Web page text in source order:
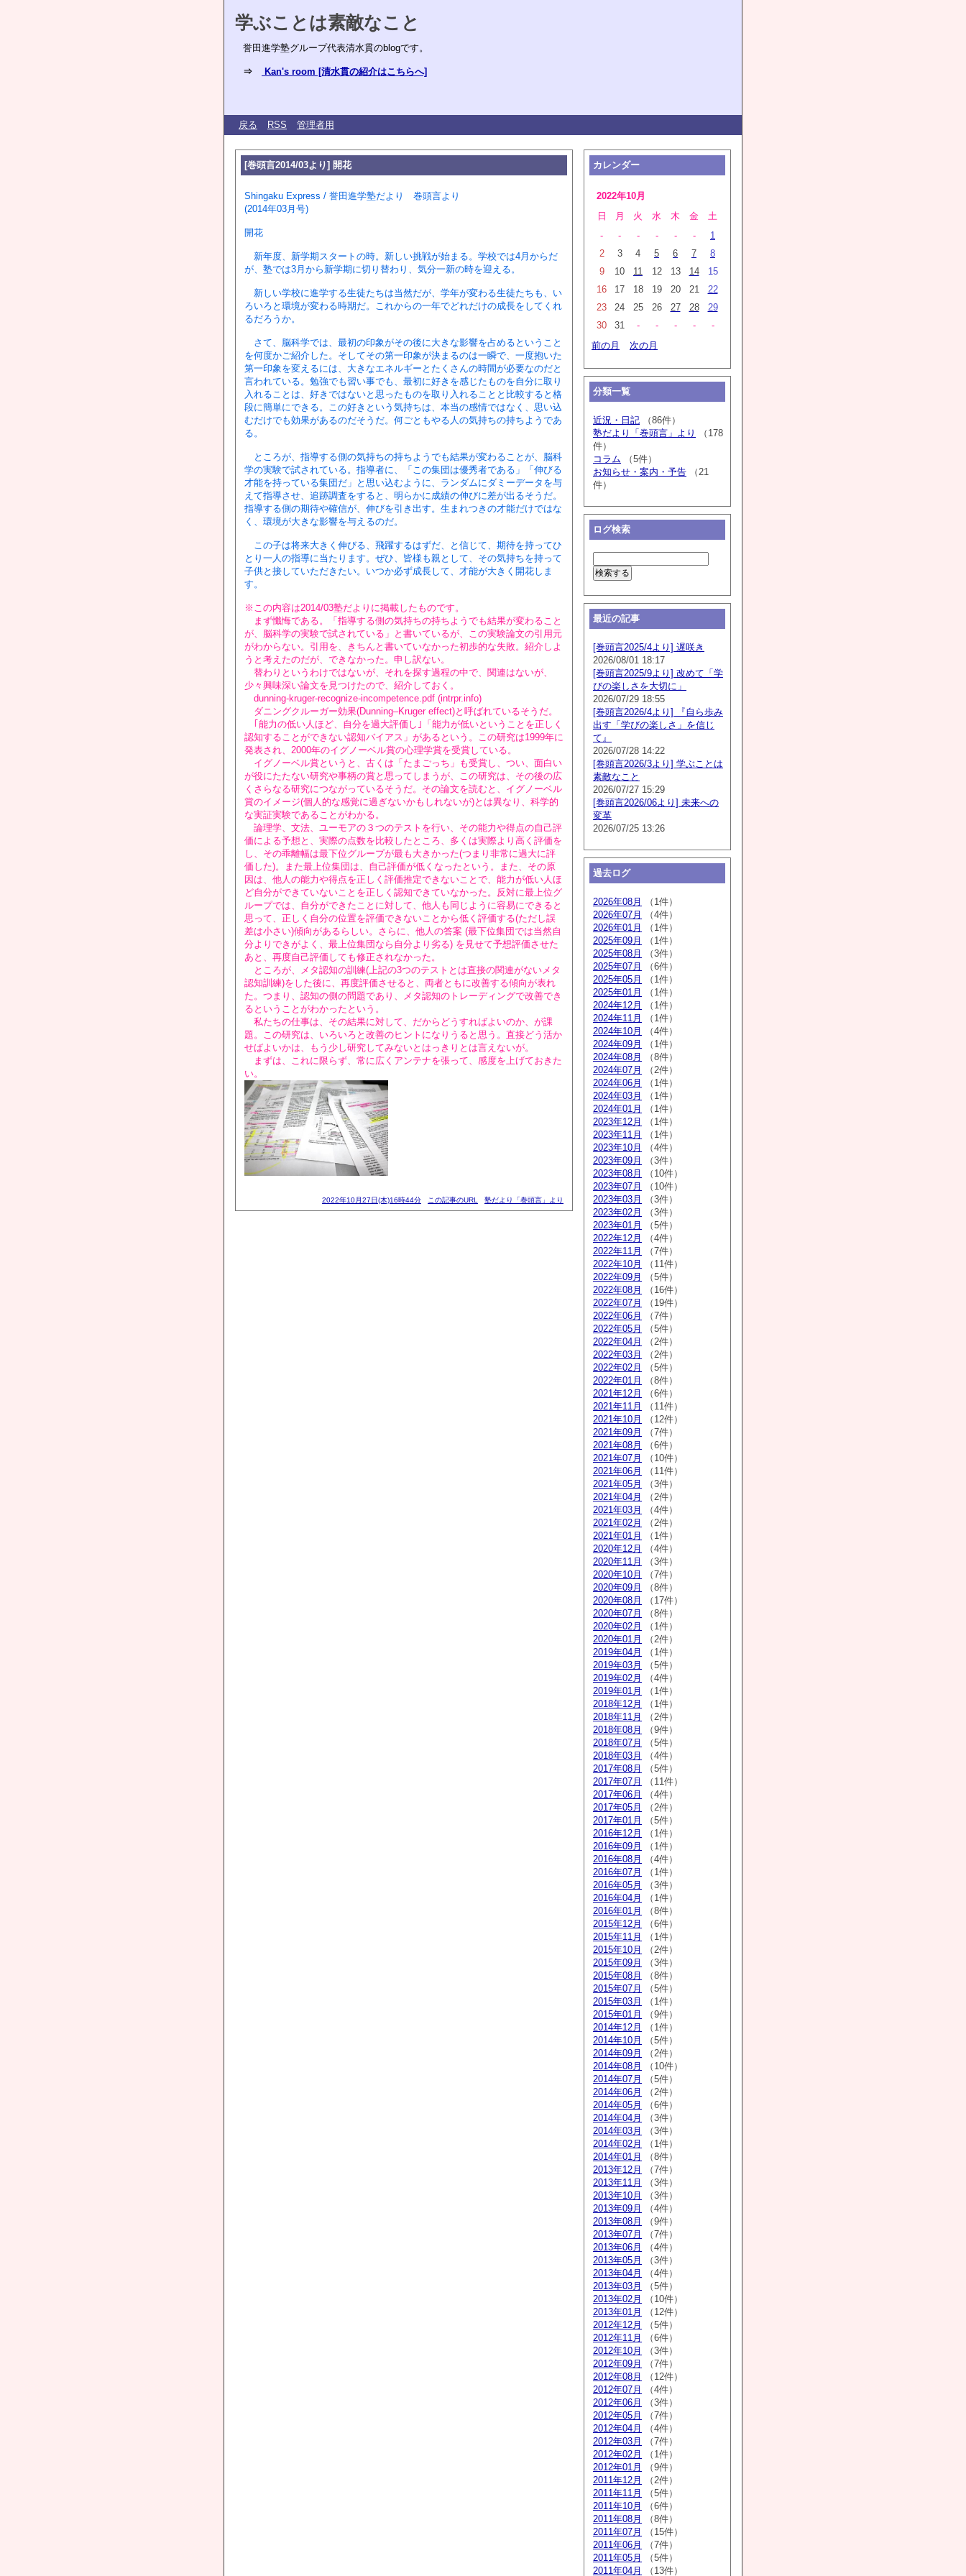
学ぶことは素敵なこと
誉田進学塾グループ代表清水貫のblogです。
⇒ Kan's room [清水貫の紹介はこちらへ]
戻る RSS 管理者用
[巻頭言2014/03より] 開花
Shingaku Express / 誉田進学塾だより 巻頭言より
(2014年03月号)
開花
新年度、新学期スタートの時。新しい挑戦が始まる。学校では4月からだ
が、塾では3月から新学期に切り替わり、気分一新の時を迎える。
新しい学校に進学する生徒たちは当然だが、学年が変わる生徒たちも、い
ろいろと環境が変わる時期だ。これからの一年でどれだけの成長をしてくれ
るだろうか。
さて、脳科学では、最初の印象がその後に大きな影響を占めるということ
を何度かご紹介した。そしてその第一印象が決まるのは一瞬で、一度抱いた
第一印象を変えるには、大きなエネルギーとたくさんの時間が必要なのだと
言われている。勉強でも習い事でも、最初に好きを感じたものを自分に取り
入れることは、好きではないと思ったものを取り入れることと比較すると格
段に簡単にできる。この好きという気持ちは、本当の感情ではなく、思い込
むだけでも効果があるのだそうだ。何ごともやる人の気持ちの持ちようであ
る。
ところが、指導する側の気持ちの持ちようでも結果が変わることが、脳科
学の実験で試されている。指導者に、「この集団は優秀者である」「伸びる
才能を持っている集団だ」と思い込むように、ランダムにダミーデータを与
えて指導させ、追跡調査をすると、明らかに成績の伸びに差が出るそうだ。
指導する側の期待や確信が、伸びを引き出す。生まれつきの才能だけではな
く、環境が大きな影響を与えるのだ。
この子は将来大きく伸びる、飛躍するはずだ、と信じて、期待を持ってひ
とり一人の指導に当たります。ぜひ、皆様も親として、その気持ちを持って
子供と接していただきたい。いつか必ず成長して、才能が大きく開花しま
す。
※この内容は2014/03塾だよりに掲載したものです。
まず懺悔である。「指導する側の気持ちの持ちようでも結果が変わること
が、脳科学の実験で試されている」と書いているが、この実験論文の引用元
がわからない。引用を、きちんと書いていなかった初歩的な失敗。紹介しよ
うと考えたのだが、できなかった。申し訳ない。
替わりというわけではないが、それを探す過程の中で、関連はないが、
少々興味深い論文を見つけたので、紹介しておく。
dunning-kruger-recognize-incompetence.pdf (intrpr.info)
ダニングクルーガー効果(Dunning–Kruger effect)と呼ばれているそうだ。
｢能力の低い人ほど、自分を過大評価し｣「能力が低いということを正しく
認知することができない認知バイアス」があるという。この研究は1999年に
発表され、2000年のイグノーベル賞の心理学賞を受賞している。
イグノーベル賞というと、古くは「たまごっち」も受賞し、つい、面白い
が役にたたない研究や事柄の賞と思ってしまうが、この研究は、その後の広
くさらなる研究につながっているそうだ。その論文を読むと、イグノーベル
賞のイメージ(個人的な感覚に過ぎないかもしれないが)とは異なり、科学的
な実証実験であることがわかる。
論理学、文法、ユーモアの３つのテストを行い、その能力や得点の自己評
価による予想と、実際の点数を比較したところ、多くは実際より高く評価を
し、その乖離幅は最下位グループが最も大きかった(つまり非常に過大に評
価した)。また最上位集団は、自己評価が低くなったという。また、その原
因は、他人の能力や得点を正しく評価推定できないことで、能力が低い人ほ
ど自分ができていないことを正しく認知できていなかった。反対に最上位グ
ループでは、自分ができたことに対して、他人も同じように容易にできると
思って、正しく自分の位置を評価できないことから低く評価する(ただし誤
差は小さい)傾向があるらしい。さらに、他人の答案 (最下位集団では当然自
分よりできがよく、最上位集団なら自分より劣る) を見せて予想評価させた
あと、再度自己評価しても修正されなかった。
ところが、メタ認知の訓練(上記の3つのテストとは直接の関連がないメタ
認知訓練)をした後に、再度評価させると、両者ともに改善する傾向が表れ
た。つまり、認知の側の問題であり、メタ認知のトレーディングで改善でき
るということがわかったという。
私たちの仕事は、その結果に対して、だからどうすればよいのか、が課
題。この研究は、いろいろと改善のヒントになりうると思う。直接どう活か
せばよいかは、もう少し研究してみないとはっきりとは言えないが。
まずは、これに限らず、常に広くアンテナを張って、感度を上げておきた
い。
2022年10月27日(木)16時44分 この記事のURL 塾だより「巻頭言」より
カレンダー
2022年10月
日
月 火 水 木 金
土
-
- - - - -
1
2
3 4 5 6 7
8
9
10 11 12 13 14
15
16
17 18 19 20 21
22
23
24 25 26 27 28
29
30
31 - - - -
-
前の月
次の月
分類一覧
近況・日記 （86件）
塾だより「巻頭言」より
（178
件）
コラム （5件）
お知らせ・案内・予告 （21
件）
ログ検索
最近の記事
[巻頭言2025/4より] 遅咲き
2026/08/01 18:17
[巻頭言2025/9より] 改めて「学
びの楽しさを大切に」
2026/07/29 18:55
[巻頭言2026/4より] 『自ら歩み
出す「学びの楽しさ」を信じ
て』
2026/07/28 14:22
[巻頭言2026/3より] 学ぶことは
素敵なこと
2026/07/27 15:29
[巻頭言2026/06より] 未来への
変革
2026/07/25 13:26
過去ログ
2026年08月
（1件）
2026年07月
（4件）
2026年01月
（1件）
2025年09月
（1件）
2025年08月
（3件）
2025年07月
（6件）
2025年05月
（1件）
2025年01月
（1件）
2024年12月
（1件）
2024年11月
（1件）
2024年10月
（4件）
2024年09月
（1件）
2024年08月
（8件）
2024年07月
（2件）
2024年06月
（1件）
2024年03月
（1件）
2024年01月
（1件）
2023年12月
（1件）
2023年11月
（1件）
2023年10月
（4件）
2023年09月
（3件）
2023年08月
（10件）
2023年07月
（10件）
2023年03月
（3件）
2023年02月
（3件）
2023年01月
（5件）
2022年12月
（4件）
2022年11月
（7件）
2022年10月
（11件）
2022年09月
（5件）
2022年08月
（16件）
2022年07月
（19件）
2022年06月
（7件）
2022年05月
（5件）
2022年04月
（2件）
2022年03月
（2件）
2022年02月
（5件）
2022年01月
（8件）
2021年12月
（6件）
2021年11月
（11件）
2021年10月
（12件）
2021年09月
（7件）
2021年08月
（6件）
2021年07月
（10件）
2021年06月
（11件）
2021年05月
（3件）
2021年04月
（2件）
2021年03月
（4件）
2021年02月
（2件）
2021年01月
（1件）
2020年12月
（4件）
2020年11月
（3件）
2020年10月
（7件）
2020年09月
（8件）
2020年08月
（17件）
2020年07月
（8件）
2020年02月
（1件）
2020年01月
（2件）
2019年04月
（1件）
2019年03月
（5件）
2019年02月
（4件）
2019年01月
（1件）
2018年12月
（1件）
2018年11月
（2件）
2018年08月
（9件）
2018年07月
（5件）
2018年03月
（4件）
2017年08月
（5件）
2017年07月
（11件）
2017年06月
（4件）
2017年05月
（2件）
2017年01月
（5件）
2016年12月
（1件）
2016年09月
（1件）
2016年08月
（4件）
2016年07月
（1件）
2016年05月
（3件）
2016年04月
（1件）
2016年01月
（8件）
2015年12月
（6件）
2015年11月
（1件）
2015年10月
（2件）
2015年09月
（3件）
2015年08月
（8件）
2015年07月
（5件）
2015年03月
（1件）
2015年01月
（9件）
2014年12月
（1件）
2014年10月
（5件）
2014年09月
（2件）
2014年08月
（10件）
2014年07月
（5件）
2014年06月
（2件）
2014年05月
（6件）
2014年04月
（3件）
2014年03月
（3件）
2014年02月
（1件）
2014年01月
（8件）
2013年12月
（7件）
2013年11月
（3件）
2013年10月
（3件）
2013年09月
（4件）
2013年08月
（9件）
2013年07月
（7件）
2013年06月
（4件）
2013年05月
（3件）
2013年04月
（4件）
2013年03月
（5件）
2013年02月
（10件）
2013年01月
（12件）
2012年12月
（5件）
2012年11月
（6件）
2012年10月
（3件）
2012年09月
（7件）
2012年08月
（12件）
2012年07月
（4件）
2012年06月
（3件）
2012年05月
（7件）
2012年04月
（4件）
2012年03月
（7件）
2012年02月
（1件）
2012年01月
（9件）
2011年12月
（2件）
2011年11月
（5件）
2011年10月
（6件）
2011年08月
（8件）
2011年07月
（15件）
2011年06月
（7件）
2011年05月
（5件）
2011年04月
（13件）